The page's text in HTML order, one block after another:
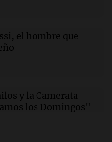
y licores
el tiempo este
el hombre que
y la Camerata
los Domingos"